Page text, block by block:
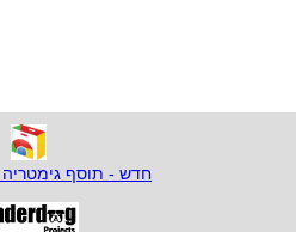
חדש - תוסף גימטריה